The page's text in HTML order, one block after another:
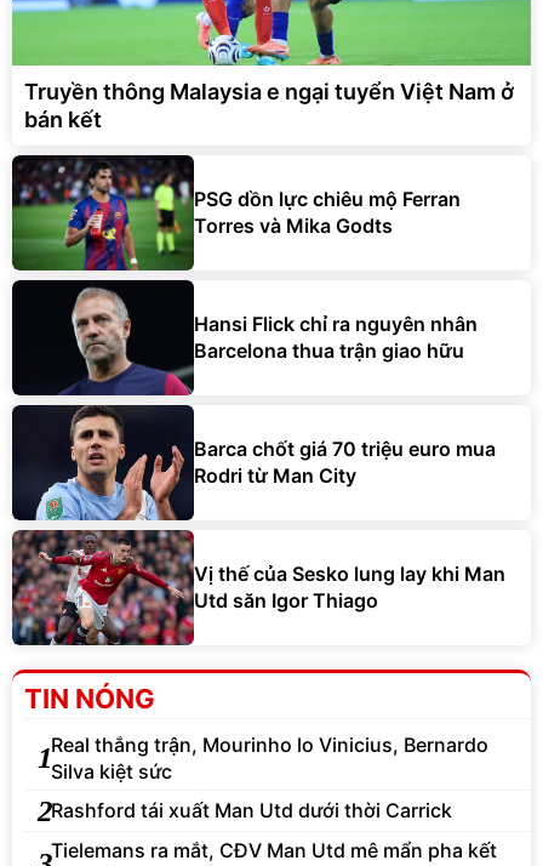
Truyền thông Malaysia e ngại tuyển Việt Nam ở
bán kết
PSG dồn lực chiêu mộ Ferran
Torres và Mika Godts
Hansi Flick chỉ ra nguyên nhân
Barcelona thua trận giao hữu
Barca chốt giá 70 triệu euro mua
Rodri từ Man City
Vị thế của Sesko lung lay khi Man
Utd săn Igor Thiago
TIN NÓNG
1Real thắng trận, Mourinho lo Vinicius, Bernardo
Silva kiệt sức
2Rashford tái xuất Man Utd dưới thời Carrick
Tielemans ra mắt, CĐV Man Utd mê mẩn pha kết